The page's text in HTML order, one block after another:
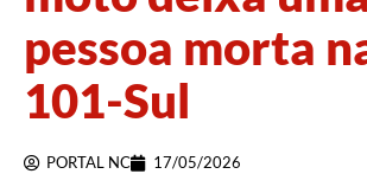
pessoa morta
101-Sul
PORTAL NC 17/05/2026